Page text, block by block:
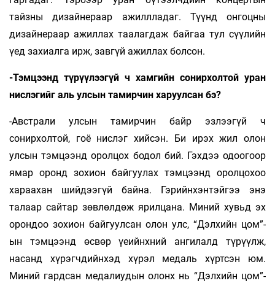
тайзны дизайнераар ажиллладаг. Түүнд онгоцны
дизайнераар ажиллах таалагдаж байгаа тул сүүлийн
үед захиалга ирж, завгүй ажиллах болсон.
-Тэмцээнд түрүүлээгүй ч хамгийн сонирхолтой уран
нислэгийг аль улсын тамирчин харуулсан бэ?
-Австрали улсын тамирчин байр эзлээгүй ч
сонирхолтой, гоё нислэг хийсэн. Би ирэх жил олон
улсын тэмцээнд оролцох бодол бий. Гэхдээ одоогоор
ямар оронд зохион байгуулах тэмцээнд оролцохоо
хараахан шийдээгүй байна. Гэрийнхэнтэйгээ энэ
талаар сайтар зөвлөлдөж ярилцана. Миний хувьд эх
орондоо зохион байгуулсан олон улс, “Дэлхийн цом”-
ын тэмцээнд өсвөр үеийнхний ангилалд түрүүлж,
насанд хүрэгчдийнхэд хүрэл медаль хүртсэн юм.
Миний гардсан медалиудын олонх нь “Дэлхийн цом”-